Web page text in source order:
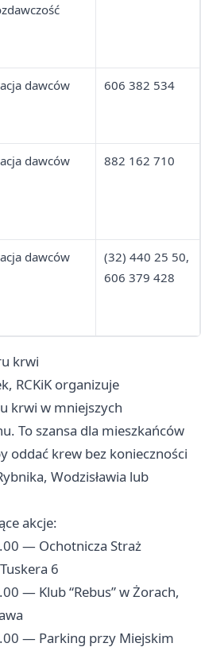
dawców
606 382 534
dawców
882 162 710
dawców
(32) 440 25 50,
606 379 428
krwi
RCKiK organizuje
krwi w mniejszych
To szansa dla mieszkańców
oddać krew bez konieczności
Wodzisławia lub
akcje:
— Ochotnicza Straż
6
— Klub “Rebus” w Żorach,
— Parking przy Miejskim